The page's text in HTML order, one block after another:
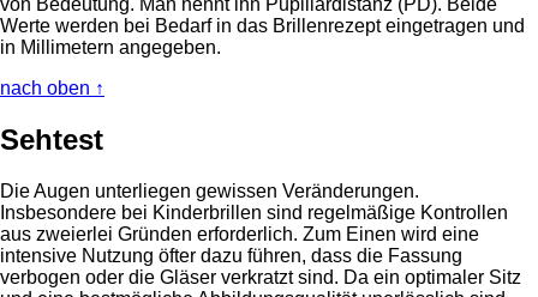
von Bedeutung. Man nennt ihn Pupillardistanz (PD). Beide
Werte werden bei Bedarf in das Brillenrezept eingetragen und
in Millimetern angegeben.
nach oben ↑
Sehtest
Die Augen unterliegen gewissen Veränderungen.
Insbesondere bei Kinderbrillen sind regelmäßige Kontrollen
aus zweierlei Gründen erforderlich. Zum Einen wird eine
intensive Nutzung öfter dazu führen, dass die Fassung
verbogen oder die Gläser verkratzt sind. Da ein optimaler Sitz